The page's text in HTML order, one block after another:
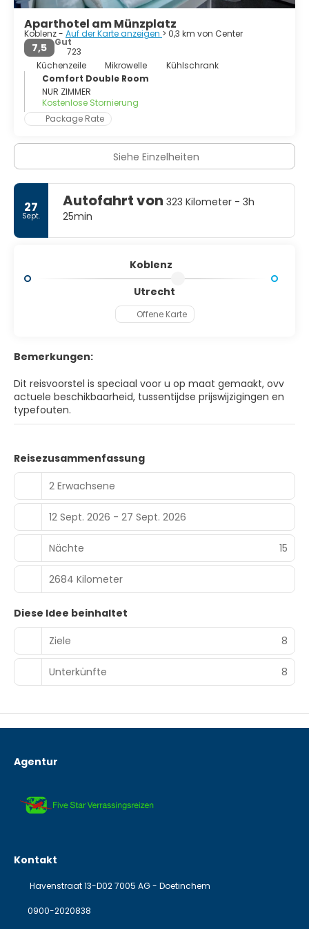
Aparthotel am Münzplatz
Koblenz - Auf der Karte anzeigen > 0,3 km von Center
7,5
Gut
723
Küchenzeile
Mikrowelle
Kühlschrank
Comfort Double Room
NUR ZIMMER
Kostenlose Stornierung
Package Rate
Siehe Einzelheiten
27
Sept.
Autofahrt von 323 Kilometer - 3h
25min
Koblenz
Utrecht
Offene Karte
Bemerkungen:
Dit reisvoorstel is speciaal voor u op maat gemaakt, ovv
actuele beschikbaarheid, tussentijdse prijswijzigingen en
typefouten.
Reisezusammenfassung
2 Erwachsene
12 Sept. 2026 - 27 Sept. 2026
Nächte 15
2684 Kilometer
Diese Idee beinhaltet
Ziele
8
Unterkünfte 8
Agentur
Kontakt
Havenstraat 13-D02 7005 AG - Doetinchem
0900-2020838